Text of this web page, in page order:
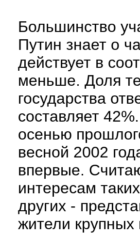
Большинство
Путин знает о
действует в
меньше. Доля
государства
составляет
осенью
весной 2002
впервые.
интересам
других -
жители крупных